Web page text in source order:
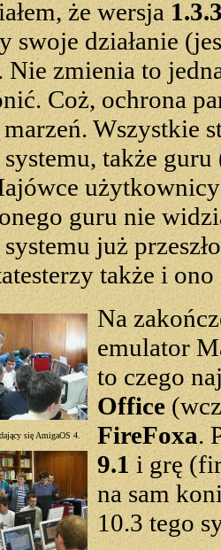
że wersja
swoje działanie
Nie zmienia to
Coż, ochrona
marzeń. Wszystkie
także
guru nie
już
także i
się AmigaOS 4.
Na
emulator
to czego
Office
FireFoxa.
9.1 i grę
na sam
10.3 tego